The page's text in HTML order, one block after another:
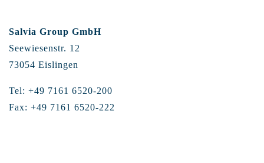
Salvia Group GmbH
Seewiesenstr. 12
73054 Eislingen
Tel: +49 7161 6520-200
Fax: +49 7161 6520-222